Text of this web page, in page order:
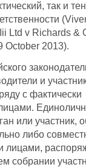
так и
Ltd v Richards &
October 2013).
и
с фактически
или участник,
либо
лицами,
собрании